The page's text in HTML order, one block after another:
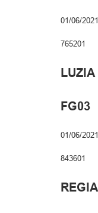
01/06/2021
765201
FG03
01/06/2021
843601